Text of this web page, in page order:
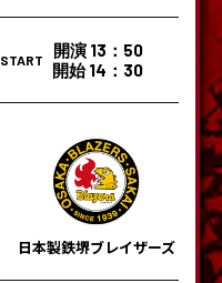
START
開演 13：50
開始 14：30
日本製鉄堺ブレイザーズ